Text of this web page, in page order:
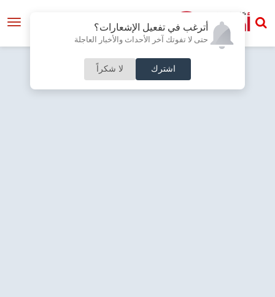
أترغب في تفعيل الإشعارات؟
حتى لا تفوتك آخر الأحداث والأخبار العاجلة
اشترك لا شكراً